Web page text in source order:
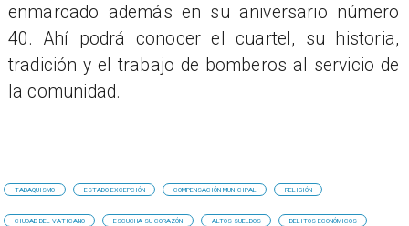
enmarcado además en su aniversario número
40. Ahí podrá conocer el cuartel, su historia,
tradición y el trabajo de bomberos al servicio de
la comunidad.
TABAQUISMO ESTADO EXCEPCIÓN COMPENSACIÓN MUNICIPAL RELIGIÓN
CIUDAD DEL VATICANO ESCUCHA SU CORAZÓN ALTOS SUELDOS DELITOS ECONÓMICOS